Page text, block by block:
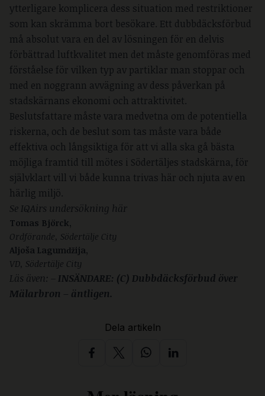
ytterligare komplicera dess situation med restriktioner
som kan skrämma bort besökare. Ett dubbdäcksförbud
må absolut vara en del av lösningen för en delvis
förbättrad luftkvalitet men det måste genomföras med
förståelse för vilken typ av partiklar man stoppar och
med en noggrann avvägning av dess påverkan på
stadskärnans ekonomi och attraktivitet.
Beslutsfattare måste vara medvetna om de potentiella
riskerna, och de beslut som tas måste vara både
effektiva och långsiktiga för att vi alla ska gå bästa
möjliga framtid till mötes i Södertäljes stadskärna, för
självklart vill vi både kunna trivas här och njuta av en
härlig miljö.
Se IQAirs undersökning här
Tomas Björck,
Ordförande, Södertälje City
Aljoša Lagumǆija,
VD, Södertälje City
Läs även: – INSÄNDARE: (C) Dubbdäcksförbud över
Mälarbron – äntligen.
Dela artikeln